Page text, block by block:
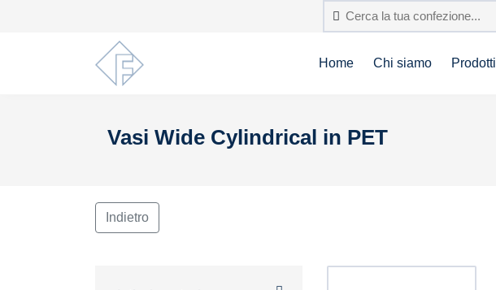
Home Chi siamo Prodotti
Vasi Wide Cylindrical in PET
Indietro